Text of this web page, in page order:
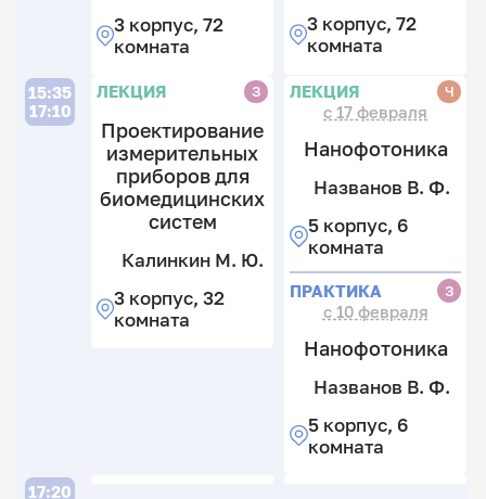
3 корпус, 72
комната
3 корпус, 72
комната
15:35
17:10
ЛЕКЦИЯ З
Проектирование
измерительных
приборов для
биомедицинских
систем
Калинкин М. Ю.
3 корпус, 32
комната
ЛЕКЦИЯ Ч
с 17 февраля
Нанофотоника
Названов В. Ф.
5 корпус, 6
комната
ПРАКТИКА З
с 10 февраля
Нанофотоника
Названов В. Ф.
5 корпус, 6
комната
17:20